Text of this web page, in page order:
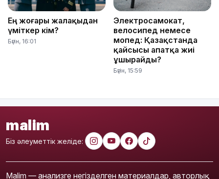
Ең жоғары жалақыдан
үміткер кім?
Бүгін, 16:01
Электросамокат,
велосипед немесе
мопед: Қазақстанда
қайсысы апатқа жиі
ұшырайды?
Бүгін, 15:59
malim
Біз әлеуметтік желіде:
Malim — анализге негізделген материалдар, авторлық